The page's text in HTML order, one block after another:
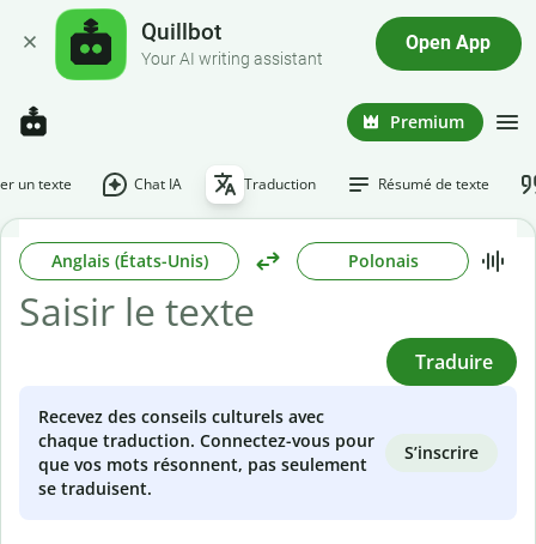
Quillbot
Your AI writing assistant
Open App
Premium
un texte Chat IA Traduction Résumé de texte
Anglais (États-Unis) Polonais
Traduire
Recevez des conseils culturels avec
chaque traduction. Connectez-vous pour
que vos mots résonnent, pas seulement
se traduisent.
S’inscrire